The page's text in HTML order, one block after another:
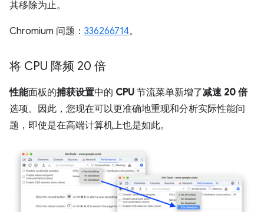
其移除为止。
Chromium 问题： 336266714。
将 CPU 降频 20 倍
性能面板的捕获设置中的 CPU 节流菜单新增了减速 20 倍
选项。因此，您现在可以更准确地重现和分析实际性能问
题，即使是在高端计算机上也是如此。